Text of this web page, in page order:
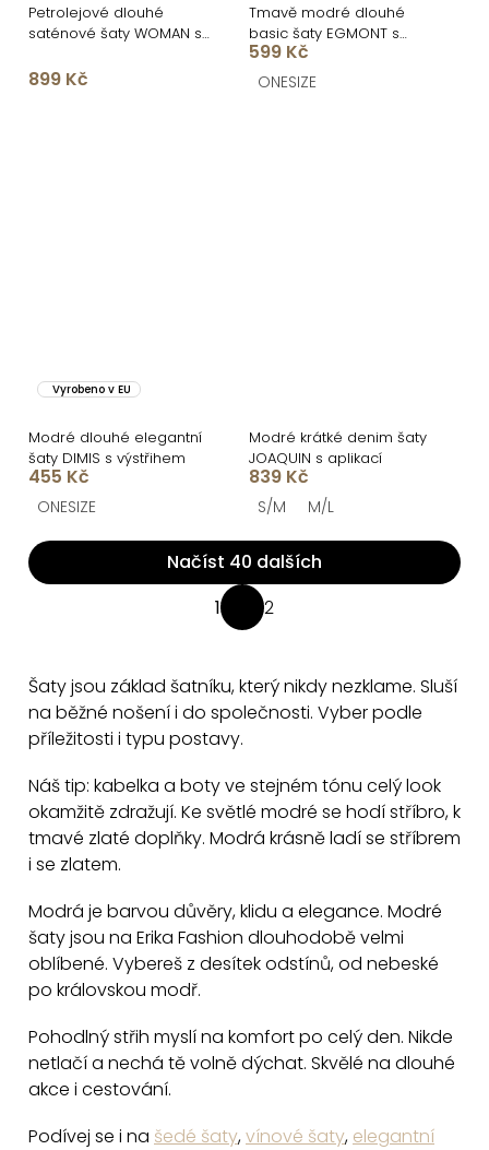
Petrolejové dlouhé
saténové šaty WOMAN s
899 Kč
Tmavě modré dlouhé
basic šaty EGMONT s
rozparkem
599 Kč
ONESIZE
Vyrobeno v EU
Modré dlouhé elegantní
šaty DIMIS s výstřihem
455 Kč
ONESIZE
Modré krátké denim šaty
JOAQUIN s aplikací
839 Kč
S/M M/L
O
v
á
d
í
p
r
k
y
v
i
Načíst 40 dalších
á
n
v
á
n
1 2
Šaty jsou základ šatníku, který nikdy nezklame. Sluší
na běžné nošení i do společnosti. Vyber podle
příležitosti i typu postavy.
Náš tip: kabelka a boty ve stejném tónu celý look
okamžitě zdražují. Ke světlé modré se hodí stříbro, k
tmavé zlaté doplňky. Modrá krásně ladí se stříbrem
i se zlatem.
Modrá je barvou důvěry, klidu a elegance. Modré
šaty jsou na Erika Fashion dlouhodobě velmi
oblíbené. Vybereš z desítek odstínů, od nebeské
po královskou modř.
Pohodlný střih myslí na komfort po celý den. Nikde
netlačí a nechá tě volně dýchat. Skvělé na dlouhé
akce i cestování.
Podívej se i na šedé šaty,vínové šaty, elegantní